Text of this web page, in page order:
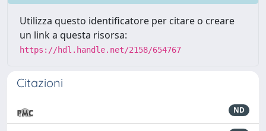
Utilizza questo identificatore per citare o creare
un link a questa risorsa:
https://hdl.handle.net/2158/654767
Citazioni
ND